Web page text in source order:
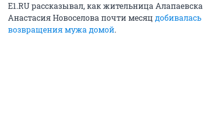
Е1.RU рассказывал, как жительница Алапаевска
Анастасия Новоселова почти месяц добивалась
возвращения мужа домой.